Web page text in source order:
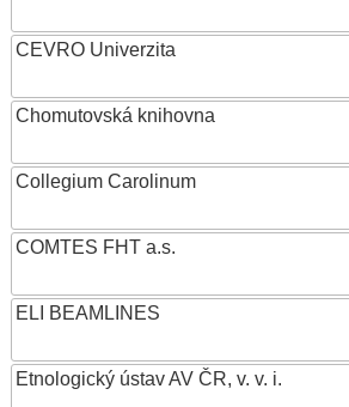
CEVRO Univerzita
Chomutovská knihovna
Collegium Carolinum
COMTES FHT a.s.
ELI BEAMLINES
Etnologický ústav AV ČR, v. v. i.